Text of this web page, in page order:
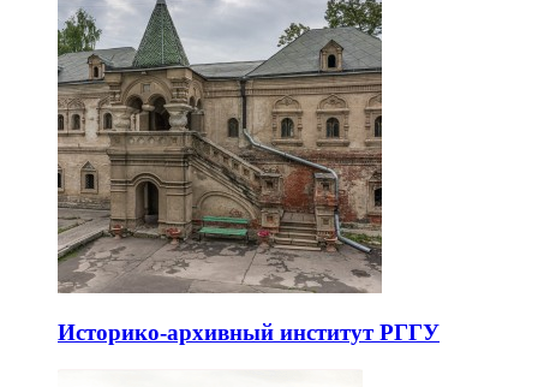
Историко-архивный институт РГГУ